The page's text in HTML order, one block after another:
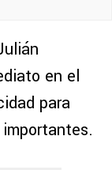
en el
para